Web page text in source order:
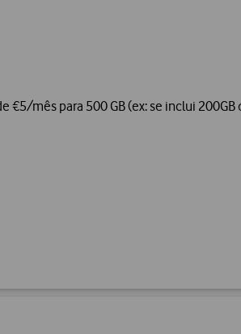
€5/mês para 500 GB (ex: se inclui